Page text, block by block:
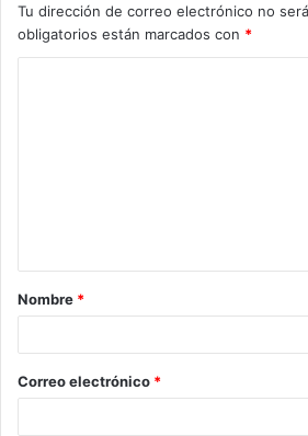
Tu dirección de correo electrónico no
obligatorios están marcados con *
a
r
*
Nombre *
Correo electrónico *